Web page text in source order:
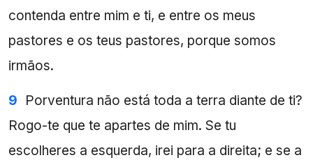
contenda entre mim e ti, e entre os meus
pastores e os teus pastores, porque somos
irmãos.
9
Porventura não está toda a terra diante de ti?
Rogo-te que te apartes de mim. Se tu
escolheres a esquerda, irei para a direita; e se a